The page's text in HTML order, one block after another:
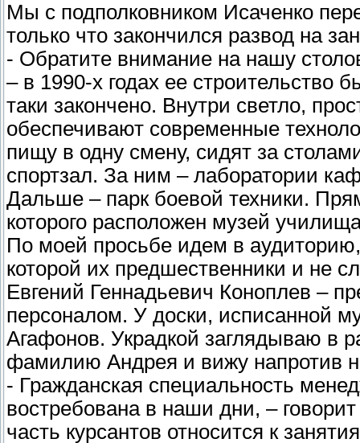
Мы с подполковником Исаченко
только что закончился развод на
- Обратите внимание на нашу
– в 1990-х годах ее строительство
таки закончено. Внутри светло,
обеспечивают современные
пищу в одну смену, сидят за
спортзал. За ним – лаборатории
Дальше – парк боевой техники.
которого расположен музей
По моей просьбе идем в
которой их предшественники и не
Евгений Геннадьевич Коноплев –
персоналом. У доски, исписанной
Агафонов. Украдкой заглядываю в
фамилию Андрея и вижу напротив
- Гражданская специальность
востребована в наши дни, –
часть курсантов относится к